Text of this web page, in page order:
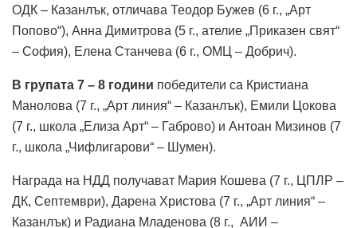
ОДК – Казанлък, отличава Теодор Бужев (6 г., „Арт
Попово“), Анна Димитрова (5 г., ателие „Приказен свят“
– София), Елена Станчева (6 г., ОМЦ – Добрич).
В групата 7 – 8 години победители са Кристиана
Манолова (7 г., „Арт линия“ – Казанлък), Емили Цокова
(7 г., школа „Елиза Арт“ – Габрово) и Антоан Мизинов (7
г., школа „Чифлигарови“ – Шумен).
Награда на НДД получават Мария Кошева (7 г., ЦПЛР –
ДК, Септември), Дарена Христова (7 г., „Арт линия“ –
Казанлък) и Радиана Младенова (8 г., АИИ –